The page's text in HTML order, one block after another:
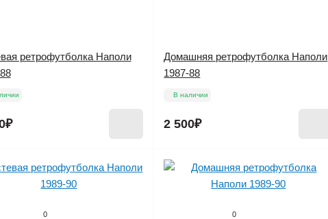
ретрофутболка Наполи
Домашняя ретрофутболка Наполи
1987-88
В наличии
2 500₽
0 0